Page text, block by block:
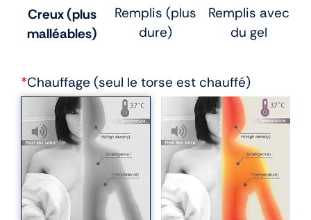
Creux (plus
malléables)
Remplis (plus
dure)
Remplis avec
du gel
*Chauffage (seul le torse est chauffé)